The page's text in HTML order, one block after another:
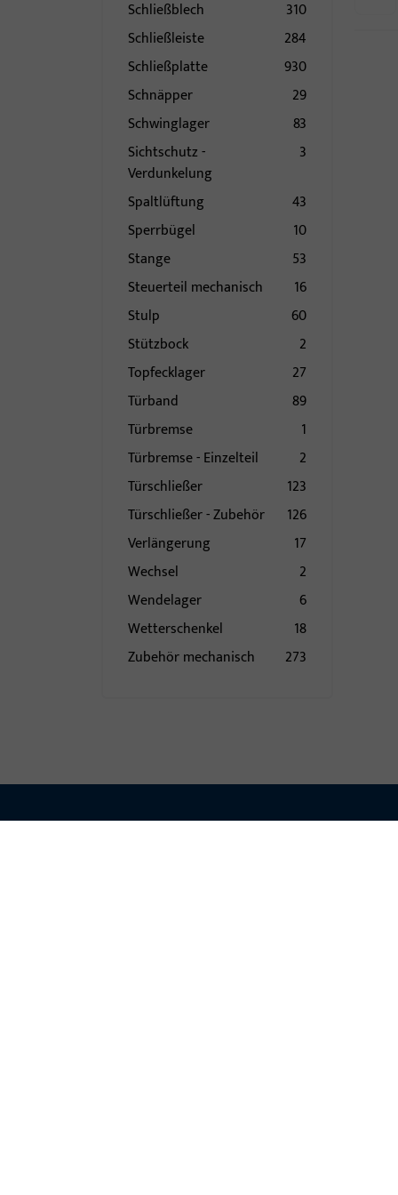
Schließblech
310
Schließleiste
284
Schließplatte
930
Schnäpper
29
Schwinglager
83
Sichtschutz -
Verdunkelung
3
Spaltlüftung
43
Sperrbügel
10
Stange
53
Steuerteil mechanisch
16
Stulp
60
Stützbock
2
Topfecklager
27
Türband
89
Türbremse
1
Türbremse - Einzelteil
2
Türschließer
123
Türschließer - Zubehör
126
Verlängerung
17
Wechsel
2
Wendelager
6
Wetterschenkel
18
Zubehör mechanisch
273